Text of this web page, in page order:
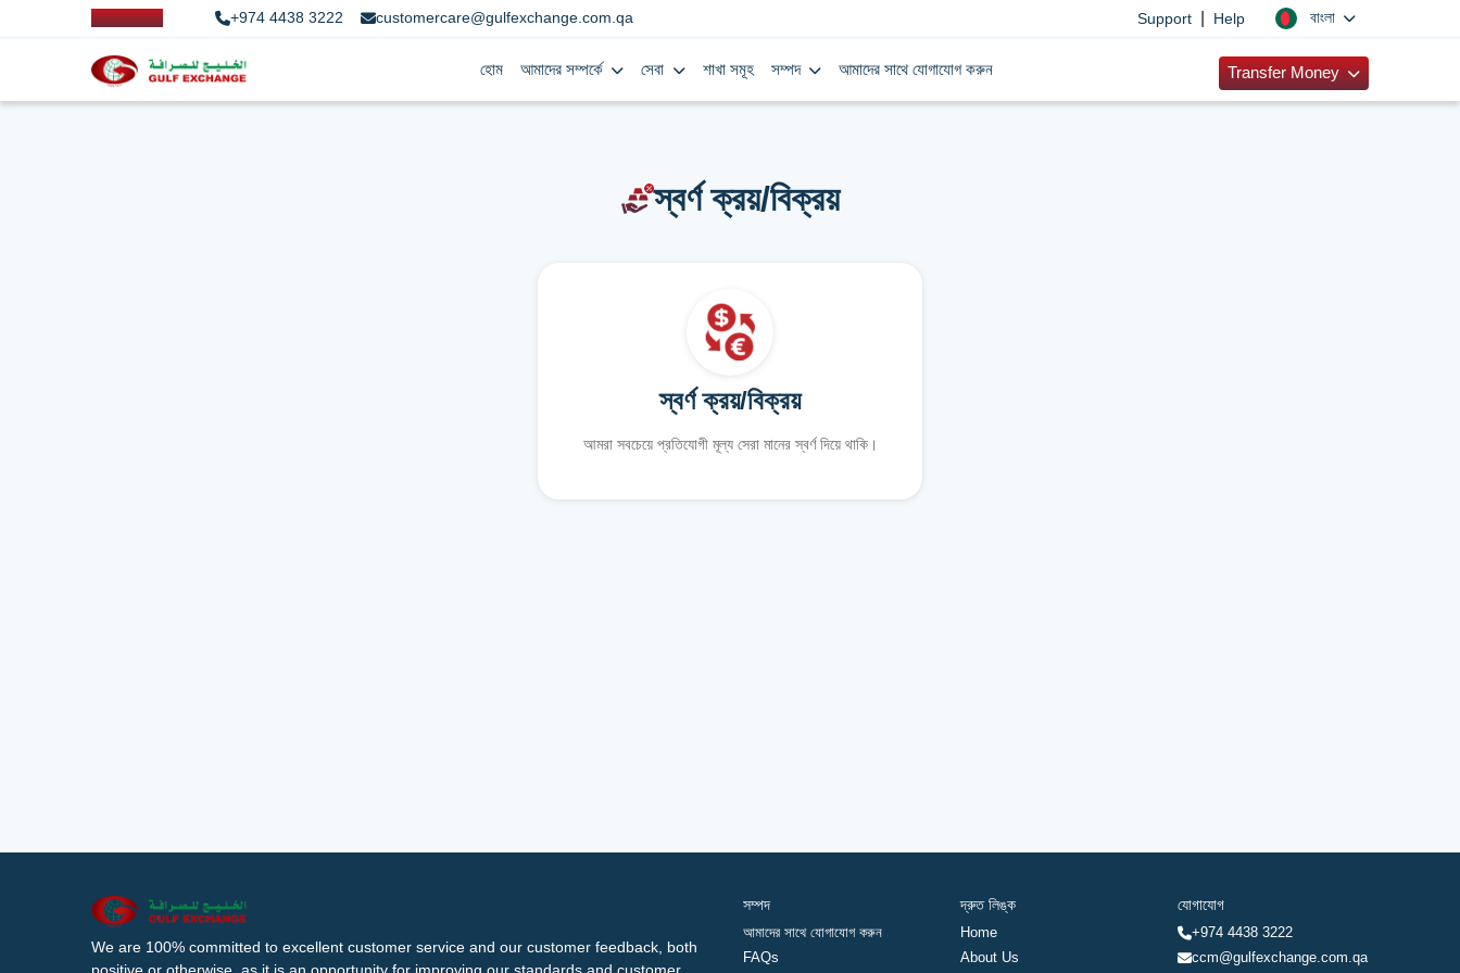
+974 4438 3222 customercare@gulfexchange.com.qa Support Help বাংলা
হোম আমাদের সম্পর্কে সেবা শাখা সমূহ সম্পদ আমাদের সাথে যোগাযোগ করুন Transfer Money
স্বর্ণ ক্রয়/বিক্রয়
স্বর্ণ ক্রয়/বিক্রয়
আমরা সবচেয়ে প্রতিযোগী মূল্য সেরা মানের স্বর্ণ দিয়ে থাকি।
We are 100% committed to excellent customer service and our customer feedback, both
সম্পদ
আমাদের সাথে যোগাযোগ করুন
FAQs
দ্রুত লিঙ্ক
Home
About Us
যোগাযোগ
+974 4438 3222
ccm@gulfexchange.com.qa